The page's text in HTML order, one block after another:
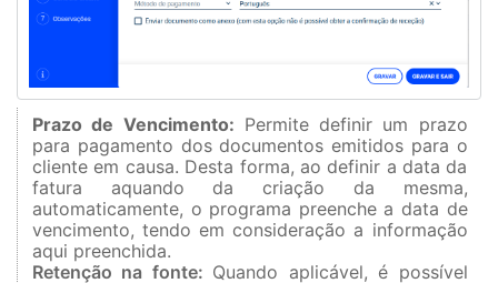
Prazo de Vencimento: Permite definir um prazo
para pagamento dos documentos emitidos para o
cliente em causa. Desta forma, ao definir a data da
fatura aquando da criação da mesma,
automaticamente, o programa preenche a data de
vencimento, tendo em consideração a informação
aqui preenchida.
Retenção na fonte: Quando aplicável, é possível